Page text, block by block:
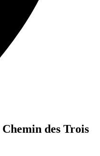
Chemin des Trois